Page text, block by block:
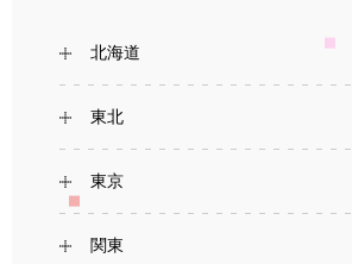
北海道
東北
東京
関東